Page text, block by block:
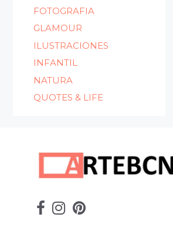
FOTOGRAFIA
GLAMOUR
ILUSTRACIONES
INFANTIL
NATURA
QUOTES & LIFE